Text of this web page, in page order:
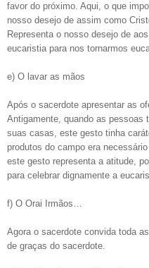
favor do próximo. Aqui, o que
nosso desejo de assim como
Representa o nosso desejo de
eucaristia para nos tornarmos
e) O lavar as mãos
Após o sacerdote apresentar as
Antigamente, quando as pessoas
suas casas, este gesto tinha
produtos do campo era
este gesto representa a atitude,
para celebrar dignamente a
f) O Orai Irmãos…
Agora o sacerdote convida toda
de graças do sacerdote.